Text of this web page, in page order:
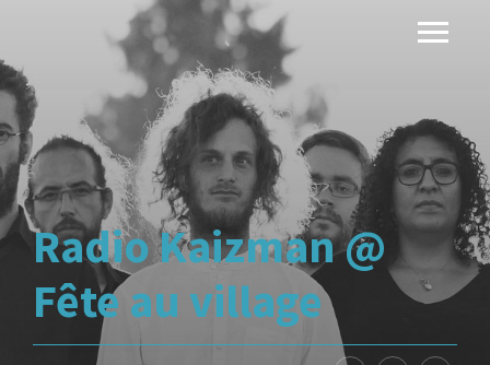
Radio Kaizman @
Fête au village